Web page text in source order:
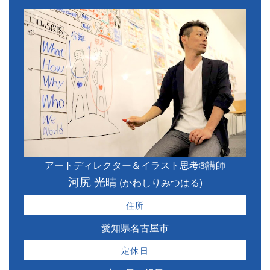
アートディレクター＆イラスト思考®講師
河尻 光晴(かわしりみつはる)
住所
愛知県名古屋市
定休日